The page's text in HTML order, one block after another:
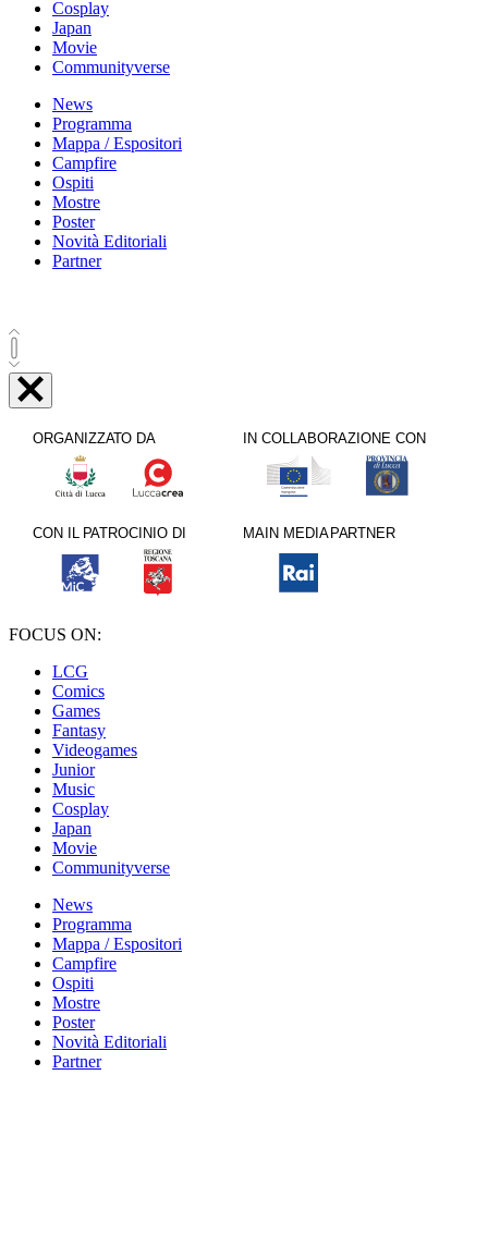
Cosplay
Japan
Movie
Communityverse
News
Programma
Mappa / Espositori
Campfire
Ospiti
Mostre
Poster
Novità Editoriali
Partner
FOCUS ON:
LCG
Comics
Games
Fantasy
Videogames
Junior
Music
Cosplay
Japan
Movie
Communityverse
News
Programma
Mappa / Espositori
Campfire
Ospiti
Mostre
Poster
Novità Editoriali
Partner